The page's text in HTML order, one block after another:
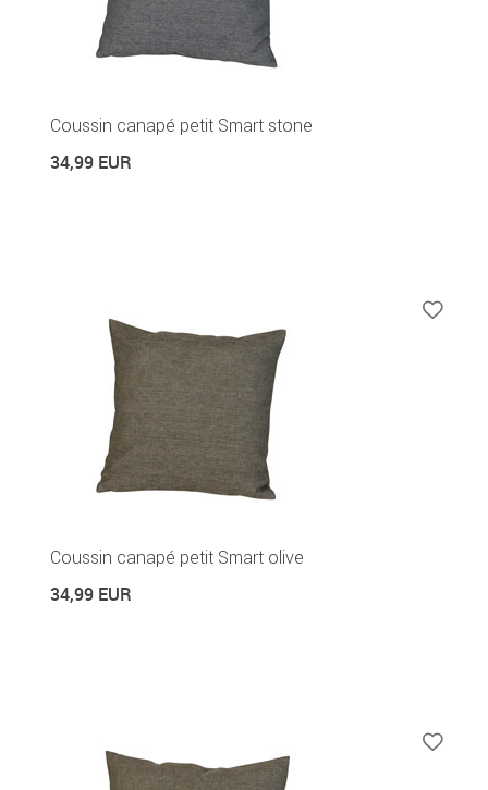
Coussin canapé petit Smart stone
34,99 EUR
Coussin canapé petit Smart olive
34,99 EUR